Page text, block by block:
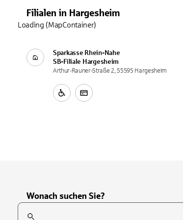
Filialen in Hargesheim
Sparkasse Rhein-Nahe
SB-Filiale Hargesheim
Arthur-Rauner-Straße 2, 55595 Hargesheim
Loading (MapContainer)
Wonach suchen Sie?
Suchfeld